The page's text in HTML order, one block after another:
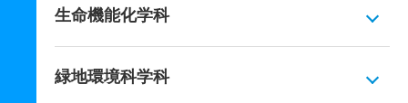
生命機能化学科
緑地環境科学科